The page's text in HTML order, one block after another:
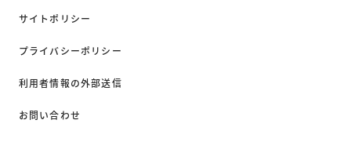
サイトポリシー
プライバシーポリシー
利用者情報の外部送信
お問い合わせ